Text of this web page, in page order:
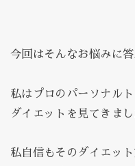
今回はそんなお悩みに答
私はプロのパーソナル
ダイエットを見てきまし
私自信もそのダイエッ